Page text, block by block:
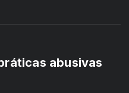
abusivas